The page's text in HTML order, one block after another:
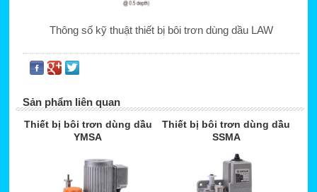
Thông số kỹ thuật thiết bị bôi trơn dùng dầu LAW
Sản phẩm liên quan
Thiết bị bôi trơn dùng dầu
YMSA
Thiết bị bôi trơn dùng dầu
SSMA